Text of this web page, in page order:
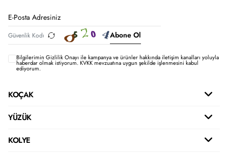
Abone Ol
Bilgilerimin Gizlilik Onayı ile kampanya ve ürünler hakkında iletişim kanalları yoluyla
haberdar olmak istiyorum.KVKK mevzuatına uygun şekilde işlenmesini kabul
ediyorum.
KOÇAK
YÜZÜK
KOLYE